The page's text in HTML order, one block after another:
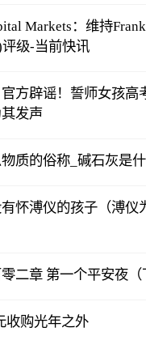
Markets：维持
评级-当前快讯
方辟谣！誓师女孩高
发声
质的俗称_碱石灰是
怀溥仪的孩子（溥仪
二章 第一个平安夜（
收购光年之外